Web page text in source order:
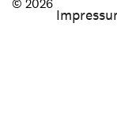
© 2026